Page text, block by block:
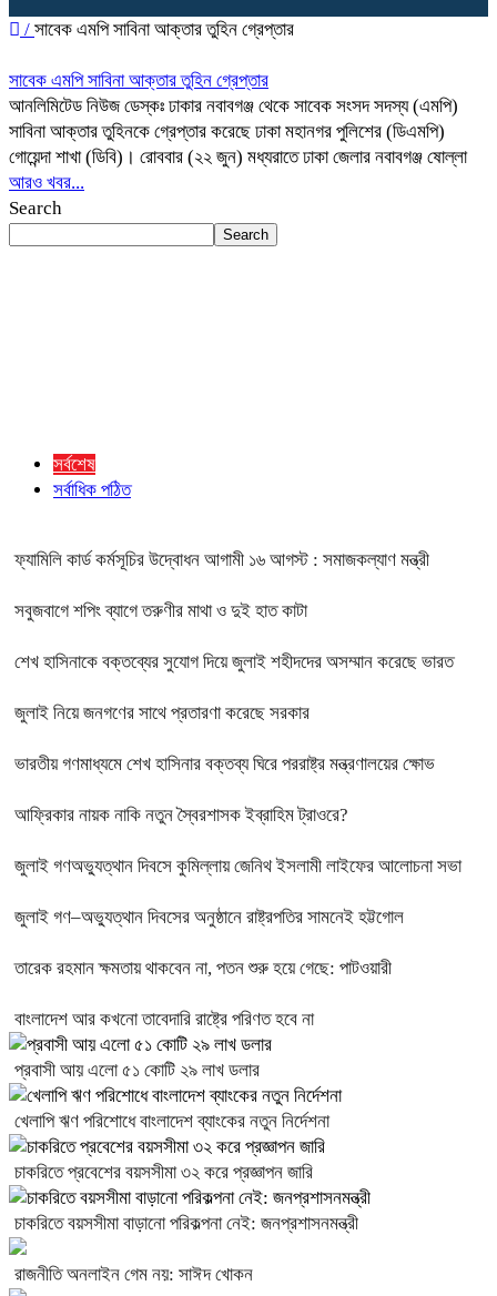
/ সাবেক এমপি সাবিনা আক্তার তুহিন গ্রেপ্তার
সাবেক এমপি সাবিনা আক্তার তুহিন গ্রেপ্তার
আনলিমিটেড নিউজ ডেস্কঃ ঢাকার নবাবগঞ্জ থেকে সাবেক সংসদ সদস্য (এমপি)
সাবিনা আক্তার তুহিনকে গ্রেপ্তার করেছে ঢাকা মহানগর পুলিশের (ডিএমপি)
গোয়েন্দা শাখা (ডিবি)। রোববার (২২ জুন) মধ্যরাতে ঢাকা জেলার নবাবগঞ্জ ষোল্লা
আরও খবর...
Search
Search
সর্বশেষ
সর্বাধিক পঠিত
ফ্যামিলি কার্ড কর্মসূচির উদ্বোধন আগামী ১৬ আগস্ট : সমাজকল্যাণ মন্ত্রী
সবুজবাগে শপিং ব্যাগে তরুণীর মাথা ও দুই হাত কাটা
শেখ হাসিনাকে বক্তব্যের সুযোগ দিয়ে জুলাই শহীদদের অসম্মান করেছে ভারত
জুলাই নিয়ে জনগণের সাথে প্রতারণা করেছে সরকার
ভারতীয় গণমাধ্যমে শেখ হাসিনার বক্তব্য ঘিরে পররাষ্ট্র মন্ত্রণালয়ের ক্ষোভ
আফ্রিকার নায়ক নাকি নতুন স্বৈরশাসক ইব্রাহিম ট্রাওরে?
জুলাই গণঅভ্যুত্থান দিবসে কুমিল্লায় জেনিথ ইসলামী লাইফের আলোচনা সভা
জুলাই গণ–অভ্যুত্থান দিবসের অনুষ্ঠানে রাষ্ট্রপতির সামনেই হট্টগোল
তারেক রহমান ক্ষমতায় থাকবেন না, পতন শুরু হয়ে গেছে: পাটওয়ারী
বাংলাদেশ আর কখনো তাবেদারি রাষ্ট্রে পরিণত হবে না
প্রবাসী আয় এলো ৫১ কোটি ২৯ লাখ ডলার
খেলাপি ঋণ পরিশোধে বাংলাদেশ ব্যাংকের নতুন নির্দেশনা
চাকরিতে প্রবেশের বয়সসীমা ৩২ করে প্রজ্ঞাপন জারি
চাকরিতে বয়সসীমা বাড়ানো পরিকল্পনা নেই: জনপ্রশাসনমন্ত্রী
রাজনীতি অনলাইন গেম নয়: সাঈদ খোকন